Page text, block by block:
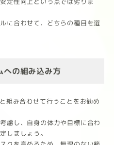
に合わせて、どちらの種目を選
への組み込み方
組み合わせて行うことをお勧め
慮し、自身の体力や目標に合わ
しましょう。